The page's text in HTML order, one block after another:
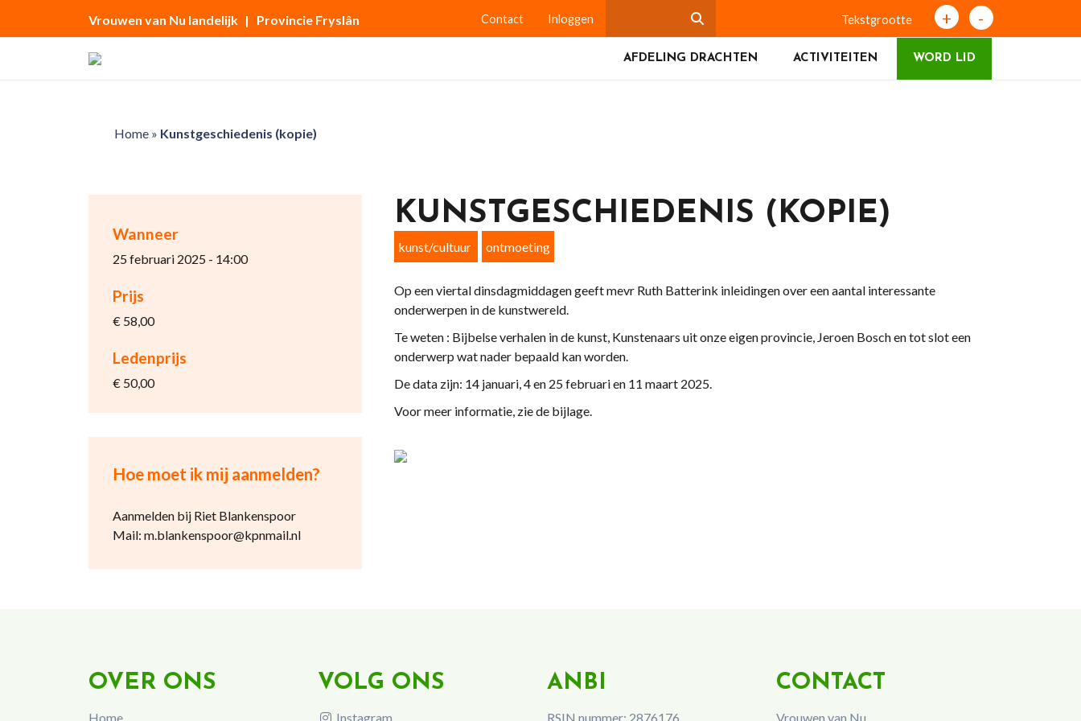
Vrouwen van Nu landelijk | Provincie Fryslân Contact Inloggen Tekstgrootte + -
AFDELING DRACHTEN ACTIVITEITEN WORD LID
Home» Kunstgeschiedenis (kopie)
Wanneer
25 februari 2025 - 14:00
Prijs
€ 58,00
Ledenprijs
€ 50,00
Hoe moet ik mij aanmelden?
Aanmelden bij Riet Blankenspoor
Mail: m.blankenspoor@kpnmail.nl
KUNSTGESCHIEDENIS (KOPIE)
kunst/cultuur ontmoeting
Op een viertal dinsdagmiddagen geeft mevr Ruth Batterink inleidingen over een aantal interessante
onderwerpen in de kunstwereld.
Te weten : Bijbelse verhalen in de kunst, Kunstenaars uit onze eigen provincie, Jeroen Bosch en tot slot een
onderwerp wat nader bepaald kan worden.
De data zijn: 14 januari, 4 en 25 februari en 11 maart 2025.
Voor meer informatie, zie de bijlage.
OVER ONS
Home
VOLG ONS
Instagram
ANBI
RSIN nummer: 2876176
CONTACT
Vrouwen van Nu